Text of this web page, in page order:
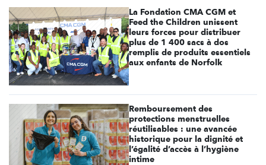
La Fondation CMA CGM et
Feed the Children unissent
leurs forces pour distribuer
plus de 1 400 sacs à dos
remplis de produits essentiels
aux enfants de Norfolk
Remboursement des
protections menstruelles
réutilisables : une avancée
historique pour la dignité et
l’égalité d’accès à l’hygiène
intime